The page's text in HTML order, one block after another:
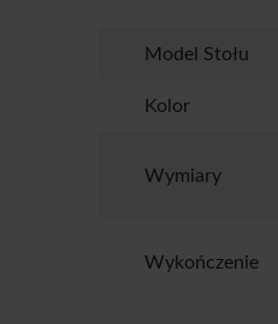
Model Stołu
Kolor
Wymiary
Wykończenie